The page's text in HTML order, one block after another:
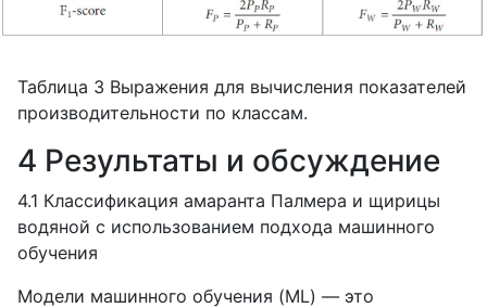
Таблица 3 Выражения для вычисления показателей
производительности по классам.
4 Результаты и обсуждение
4.1 Классификация амаранта Палмера и щирицы
водяной с использованием подхода машинного
обучения
Модели машинного обучения (ML) — это